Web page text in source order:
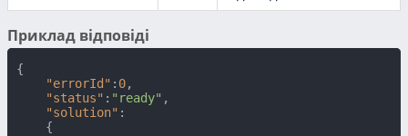
Приклад відповіді
{
"errorId" : 0,
"status" : "ready" ,
"solution" :
{